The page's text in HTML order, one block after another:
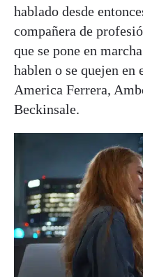
hablado desde
compañera de
que se pone en
hablen o se quejen en
America Ferrera,
Beckinsale.